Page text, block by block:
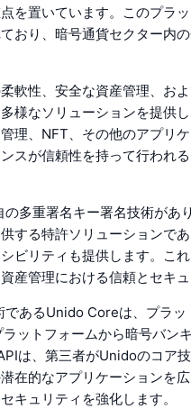
を置いています。このプラ
おり、暗号通貨セクター内
軟性、安全な資産管理、お
様なソリューションを提供
理、NFT、その他のアプリ
スが信頼性を持って行われ
多重署名キー署名技術があ
する特許ソリューションで
ビリティも提供します。こ
産管理における信頼とセキュ
あるUnido Coreは、プラ
ットフォームから暗号バン
は、第三者がUnidoのコア
在的なアプリケーションを
キュリティを強化します。